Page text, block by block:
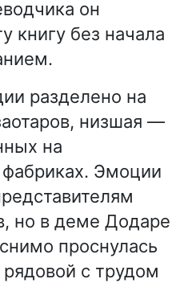
он
книгу без начала
разделено на
низшая —
на
фабриках. Эмоции
но в деме Додаре
проснулась
рядовой с трудом